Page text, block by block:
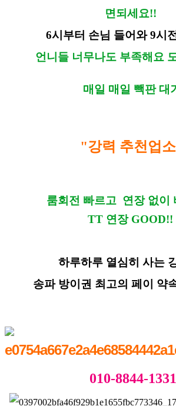
면되세요!!
6시부터 손님 들어와 9시
언니들 너무나도 부족해요
매일 매일 빽판 대기
"강력 추천업
룸회전 빠르고 연장 없이
TT 연장 GOOD!!
하루하루 열심히 사는
송파 방이권 최고의 페이 약
010-8844-1331